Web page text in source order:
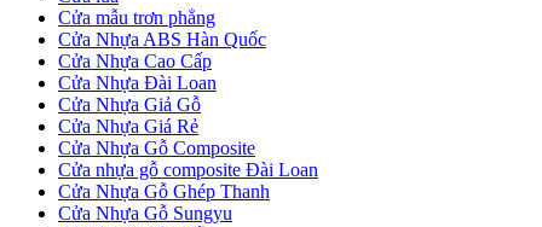
Cửa Nhựa Đài Loan
Cửa mẫu trơn phẳng
Cửa Nhựa ABS Hàn Quốc
Cửa Nhựa Cao Cấp
Cửa Nhựa Đài Loan
Cửa Nhựa Giả Gỗ
Cửa Nhựa Giá Rẻ
Cửa Nhựa Gỗ Composite
Cửa nhựa gỗ composite Đài Loan
Cửa Nhựa Gỗ Ghép Thanh
Cửa Nhựa Gỗ Sungyu